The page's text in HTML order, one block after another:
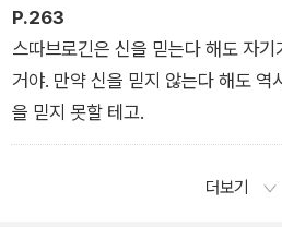
때 자의지를 선언할 만한 용기를 가진
인가? 이것은 마치 가난한 사람이 유
로 그것을 소유할 힘이 없다고 생각
못하는 것과 같은 거야. 나는 자의지
하더라도 나는 할 거야.」
P.263
스따브로긴은 신을 믿는다 해도 자
거야. 만약 신을 믿지 않는다 해도 역
을 믿지 못할 테고.
더보기